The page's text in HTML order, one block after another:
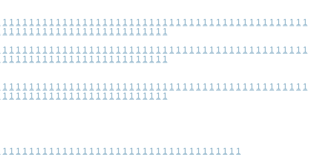
1 1 1 1 1 1 1 1 1 1 1 1 1 1 1 1 1 1 1 1 1 1 1 1 1 1 1 1 1 1 1 1 1 1 1 1 1 1 1 1 1 1 1 1 1 1
1 1 1 1 1 1 1 1 1 1 1 1 1 1 1 1 1 1 1 1 1 1 1 1 1
1 1 1 1 1 1 1 1 1 1 1 1 1 1 1 1 1 1 1 1 1 1 1 1 1 1 1 1 1 1 1 1 1 1 1 1 1 1 1 1 1 1 1 1 1 1
1 1 1 1 1 1 1 1 1 1 1 1 1 1 1 1 1 1 1 1 1 1 1 1 1
1 1 1 1 1 1 1 1 1 1 1 1 1 1 1 1 1 1 1 1 1 1 1 1 1 1 1 1 1 1 1 1 1 1 1 1 1 1 1 1 1 1 1 1 1 1
1 1 1 1 1 1 1 1 1 1 1 1 1 1 1 1 1 1 1 1 1 1 1 1 1
1 1 1 1 1 1 1 1 1 1 1 1 1 1 1 1 1 1 1 1 1 1 1 1 1 1 1 1 1 1 1 1 1 1 1 1